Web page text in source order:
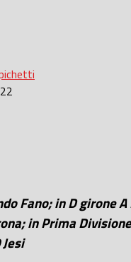
Fano; in D girone
in Prima